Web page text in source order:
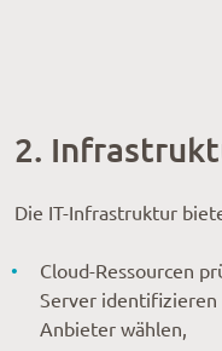
2.
Die IT-Infrastruktur
Cloud-Ressourcen
Server
Anbieter wählen,